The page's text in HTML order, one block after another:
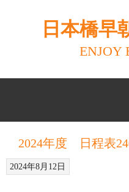
日本橋早
ENJOY
2024年度 日程表
2024年8月12日